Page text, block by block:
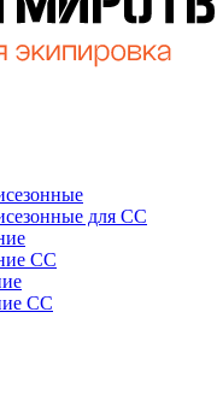
для СС
СС
СС